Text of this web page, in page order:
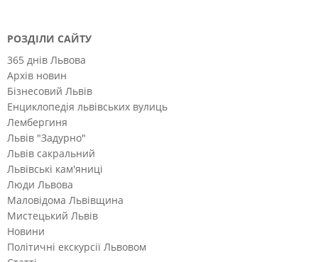
РОЗДІЛИ САЙТУ
365 днів Львова
Архів новин
Бізнесовий Львів
Енциклопедія львівських вулиць
Лембергиня
Львів "Задурно"
Львів сакральний
Львівські кам'яниці
Люди Львова
Маловідома Львівщина
Мистецький Львів
Новини
Політичні екскурсії Львовом